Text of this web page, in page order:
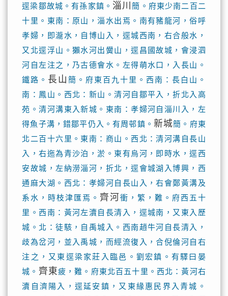
逕梁鄒故城。有孫家鎮。 淄川簡。府東少南二百二
十里。東南：原山，淄水出焉。南有豬龍河，俗呼
孝婦，即瀧水，自博山入，逕城西南，右合般水，
又北逕浮山。獺水河出黌山，逕昌國故城，會浸泗
河自左注之，乃古德會水。左得萌水口，入長山。
鐵路。 長山簡。府東百九十里。西南：長白山。
南：鳳山。西北：新山。清河自鄒平入，折北入高
苑。清河溝東入新城。東南：孝婦河自淄川入，左
得魚子溝，錯鄒平仍入。有周邨鎮。 新城簡。府東
北二百十六里。東南：商山。西北：清河溝自長山
入，右迤為青沙泊，淤。東有烏河，即時水，逕西
安故城，左納澇淄河，折北，逕會城湖入博興，西
通麻大湖。西北：孝婦河自長山入，右會鄭黃溝及
系水，時枝津匯焉。齊河 衝，繁，難。府西五十
里。西南：黃河左瀆自長清入，逕城南，又東入歷
城。北：徒駭，自禹城入。西南趙牛河自長清入，
歧為岔河，並入禹城，而經流復入，合倪倫河自右
注之，又東逕梁家莊入臨邑。劉宏鎮。有驛曰晏
城。 齊東疲，難。府東北百五十里。西北：黃河右
瀆自濟陽入，逕延安鎮，又東緣惠民界入青城。